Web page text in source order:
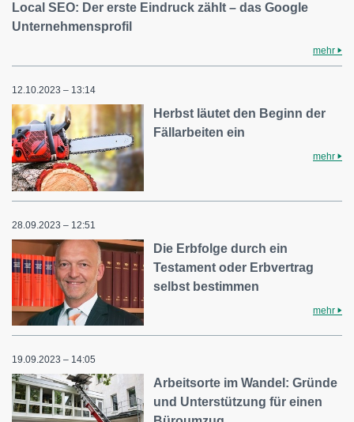
Local SEO: Der erste Eindruck zählt – das Google
Unternehmensprofil
mehr
12.10.2023 – 13:14
Herbst läutet den Beginn der
Fällarbeiten ein
mehr
28.09.2023 – 12:51
Die Erbfolge durch ein
Testament oder Erbvertrag
selbst bestimmen
mehr
19.09.2023 – 14:05
Arbeitsorte im Wandel: Gründe
und Unterstützung für einen